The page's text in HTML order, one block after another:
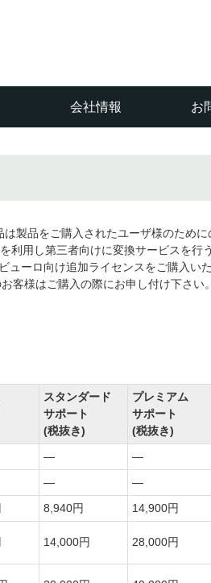
会社情報 お
製品をご購入されたユーザ様のために
利用し第三者向けに変換サービスを行
ューロ向け追加ライセンスをご購入い
客様はご購入の際にお申し付け下さい。
スタンダード
サポート
(税抜き)
プレミアム
サポート
(税抜き)
―
―
―
―
8,940円
14,900円
14,000円 28,000円